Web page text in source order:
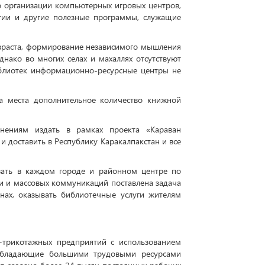
компьютерных игровых центров,
и другие полезные программы, служащие
формирование независимого мышления
во многих селах и махаллях отсутствуют
информационно-ресурсные центры не
дополнительное количество книжной
издать в рамках проекта «Караван
в Республику Каракалпакстан и все
в каждом городе и районном центре по
массовых коммуникаций поставлена задача
оказывать библиотечные услуги жителям
предприятий с использованием
большими трудовыми ресурсами